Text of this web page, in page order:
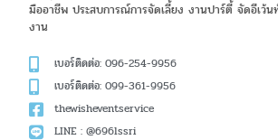
มืออาชีพ ประสบการณ์การจัดเลี้ยง งานปาร์ตี้ จัดอีเว้
งาน
เบอร์ติดต่อ: 096-254-9956
เบอร์ติดต่อ: 099-361-9956
thewisheventservice
LINE : @696lssri